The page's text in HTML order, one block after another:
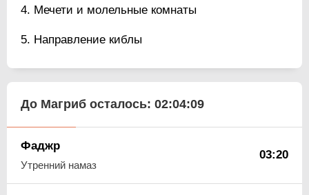
Мечети и молельные комнаты
Направление киблы
До Магриб осталось: 02:04:08
Фаджр
Утренний намаз
03:20